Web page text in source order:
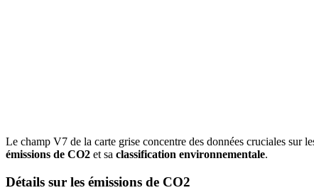
Le champ V7 de la carte grise concentre des données cruciales sur
émissions de CO2 et sa classification environnementale.
Détails sur les émissions de CO2